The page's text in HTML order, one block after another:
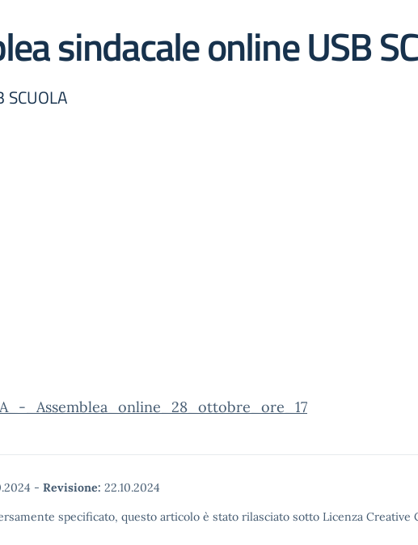
sindacale online USB
_Assemblea_online_28_ottobre_ore_17
- Revisione: 22.10.2024
specificato, questo articolo è stato rilasciato sotto Licenza